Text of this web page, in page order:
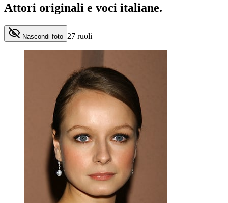
Attori originali e voci italiane.
Nascondi foto 27 ruoli